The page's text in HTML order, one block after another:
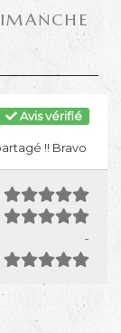
Avis vérifié
!! Bravo
-